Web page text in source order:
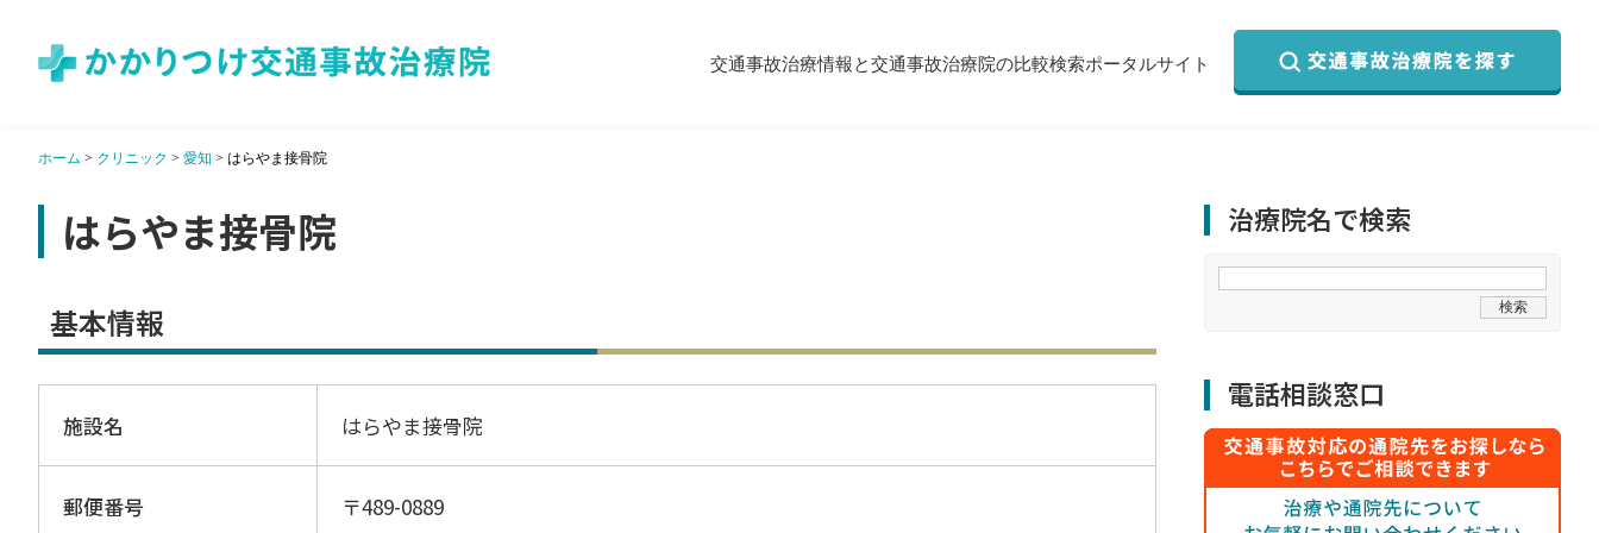
交通事故治療情報と交通事故治療院の比較検索ポータルサイト
ホーム > クリニック > 愛知 > はらやま接骨院
はらやま接骨院
基本情報
施設名 はらやま接骨院
郵便番号 〒489-0889
治療院名で検索
電話相談窓口